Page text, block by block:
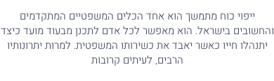
ייפוי כוח מתמשך הוא אחד הכלים המשפטיים המתקדמים
והחשובים בישראל. הוא מאפשר לכל אדם לתכנן מבעוד מועד כיצד
יתנהלו חייו כאשר יאבד את כשירותו המשפטית. למרות יתרונותיו
הרבים, לעיתים קרובות